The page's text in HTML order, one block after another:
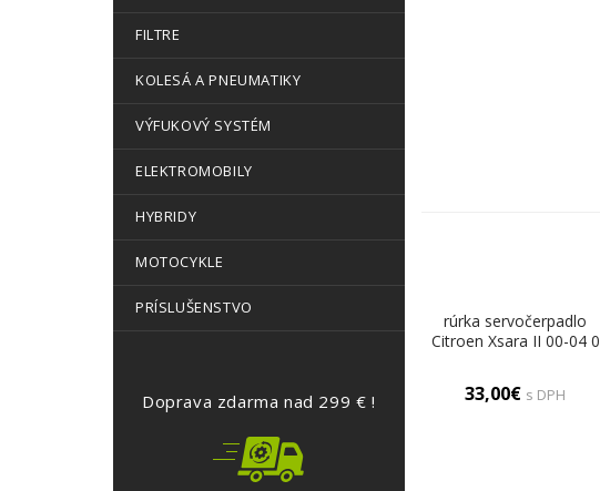
FILTRE
KOLESÁ A PNEUMATIKY
VÝFUKOVÝ SYSTÉM
ELEKTROMOBILY
HYBRIDY
MOTOCYKLE
PRÍSLUŠENSTVO
Doprava zdarma nad 299 € !
rúrka servočerpadlo
Citroen Xsara II 00-04 0
33,00€ s DPH